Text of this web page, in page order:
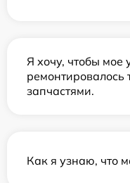
Я хочу, чтобы мое
ремонтировалось
запчастями.
Как я узнаю, что